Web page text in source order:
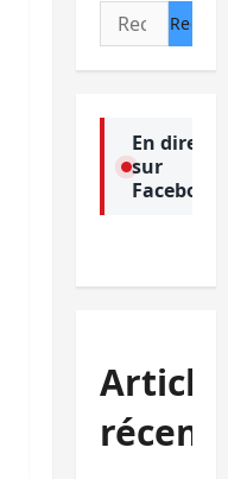
Rechercher :
En direct
sur
Facebook